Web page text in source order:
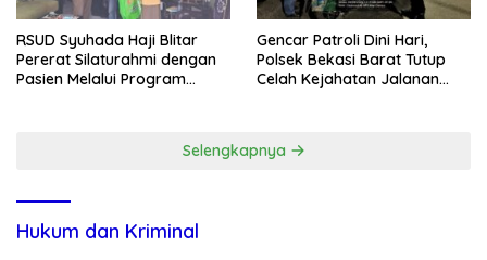
RSUD Syuhada Haji Blitar
Pererat Silaturahmi dengan
Pasien Melalui Program
Gencar Patroli Dini Hari,
Polsek Bekasi Barat Tutup
Celah Kejahatan Jalanan
Selengkapnya
Hukum dan Kriminal